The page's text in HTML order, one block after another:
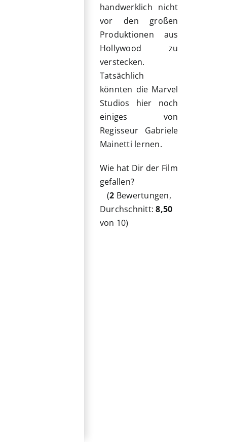
handwerklich nicht
vor den großen
Produktionen aus
Hollywood zu
verstecken.
Tatsächlich
könnten die Marvel
Studios hier noch
einiges von
Regisseur Gabriele
Mainetti lernen.
Wie hat Dir der Film
gefallen?
(2 Bewertungen,
Durchschnitt:8,50
von 10)